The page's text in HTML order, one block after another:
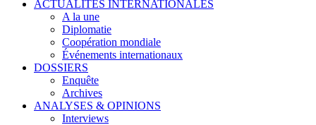
ACTUALITÉS INTERNATIONALES
A la une
Diplomatie
Coopération mondiale
Événements internationaux
DOSSIERS
Enquête
Archives
ANALYSES & OPINIONS
Interviews